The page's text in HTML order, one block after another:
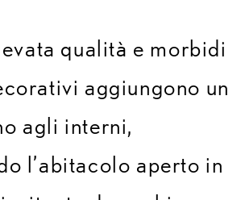
qualità e morbidi
aggiungono un
agli interni,
l’abitacolo aperto in